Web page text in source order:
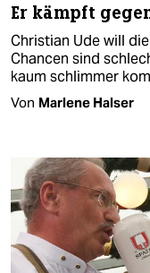
Er kämpft
Christian Ude will
Chancen sind
kaum schlimmer
Von Marlene Halser